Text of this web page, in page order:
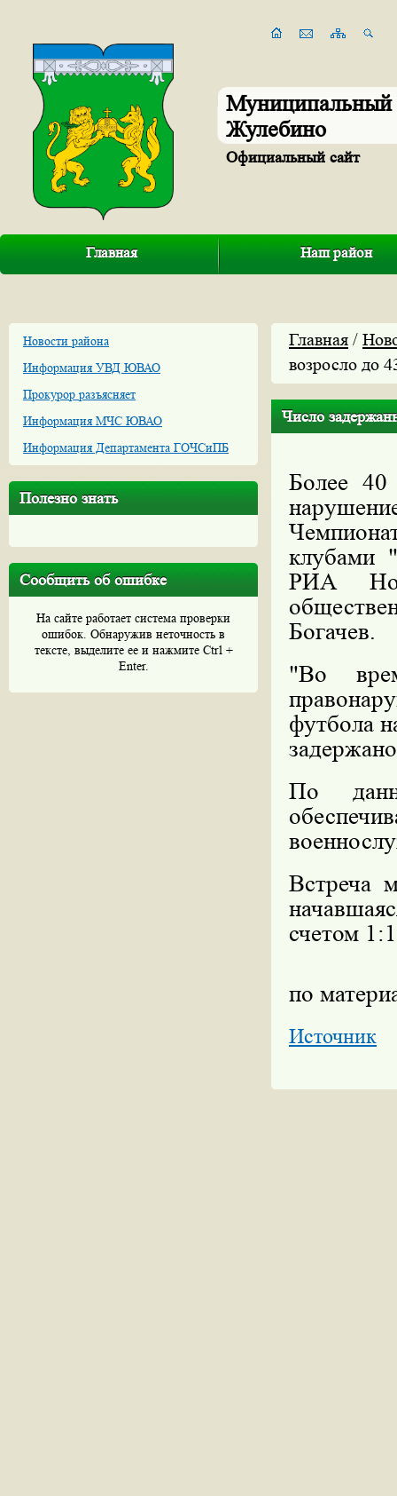
Муниципальный
Жулебино
Официальный сайт
Главная Наш район
Новости района
Информация УВД ЮВАО
Прокурор разъясняет
Информация МЧС ЮВАО
Информация Департамента ГОЧСиПБ
Полезно знать
Сообщить об ошибке
На сайте работает система проверки
ошибок. Обнаружив неточность в
тексте, выделите ее и нажмите Ctrl +
Enter.
Главная /
возросло до
Число
Более 40
клубами
РИА
Богачев.
"Во
футбола
По
Встреча
счетом
по
Источник